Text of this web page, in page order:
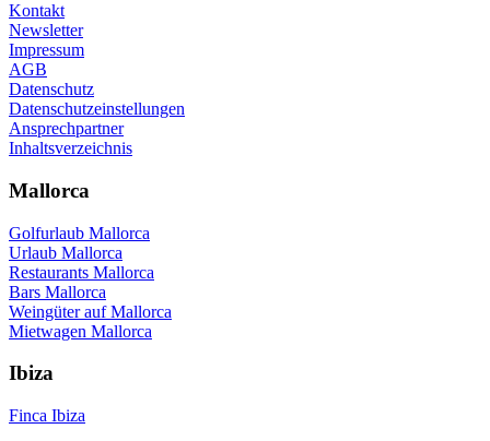
Kontakt
Newsletter
Impressum
AGB
Datenschutz
Datenschutzeinstellungen
Ansprechpartner
Inhaltsverzeichnis
Mallorca
Golfurlaub Mallorca
Urlaub Mallorca
Restaurants Mallorca
Bars Mallorca
Weingüter auf Mallorca
Mietwagen Mallorca
Ibiza
Finca Ibiza